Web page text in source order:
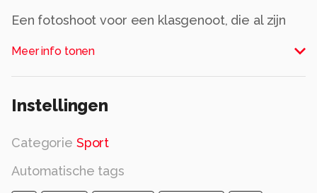
Een fotoshoot voor een klasgenoot, die al zijn
Meer info tonen
Instellingen
Categorie Sport
Automatische tags